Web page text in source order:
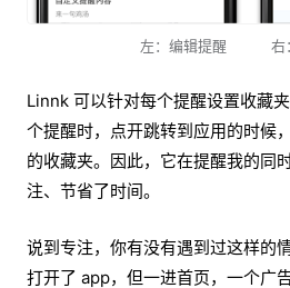
左：编辑提醒 右
Linnk 可以针对每个提醒设置收藏
个提醒时，点开跳转到应用的时候
的收藏夹。因此，它在提醒我的同
注、节省了时间。
说到专注，你有没有遇到过这样的
打开了 app，但一进首页，一个广